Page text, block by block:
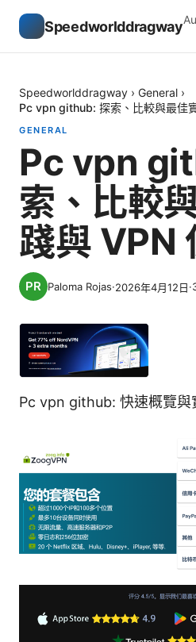
Speedworlddragway
Speedworlddragway › General ›
Pc vpn github: 探索、比較與最佳
GENERAL
Pc vpn
索、比較
踐與 VPN
Paloma Rojas·2026年4月12日·
Pc vpn github: 快速概覽與